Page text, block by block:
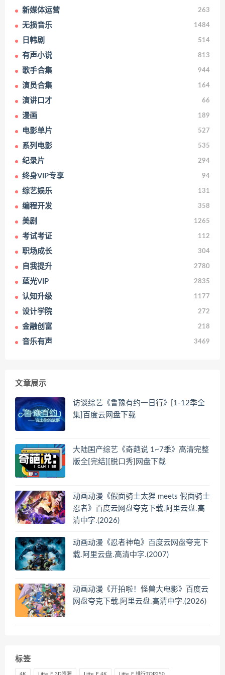
新媒体运营 263
无损音乐 1484
日韩剧 514
有声小说 813
歌手合集 944
演员合集 164
演讲口才 66
漫画 189
电影单片 527
系列电影 535
纪录片 294
终身VIP专享 94
综艺娱乐 131
编程开发 358
美剧 1265
考试考证 112
职场成长 304
自我提升 2780
蓝光VIP 2835
认知升级 1177
设计学院 272
金融创富 218
音乐有声 3469
文章展示
访谈综艺《鲁豫有约一日行》[1-12季全
集]百度云网盘下载
大陆国产综艺《奇葩说 1~7季》高清完整
版全[完结][脱口秀]网盘下载
动画动漫《假面骑士太狸 meets 假面骑士
忍者》百度云网盘夸克下载.阿里云盘.高
清中字.(2026)
动画动漫《忍者神龟》百度云网盘夸克下
载.阿里云盘.高清中字.(2007)
动画动漫《开拍啦！怪兽大电影》百度云
网盘夸克下载.阿里云盘.高清中字.(2026)
标签
4K Litte_F 3D资源 Litte_F 4K Litte_F 排行TOP250